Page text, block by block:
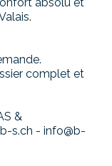
complet et
&
s.ch - info@b-